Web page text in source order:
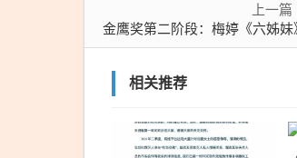
上一篇
金鹰奖第二阶段：梅婷《六姊妹》《好好的时光》《我的后半
相关推荐